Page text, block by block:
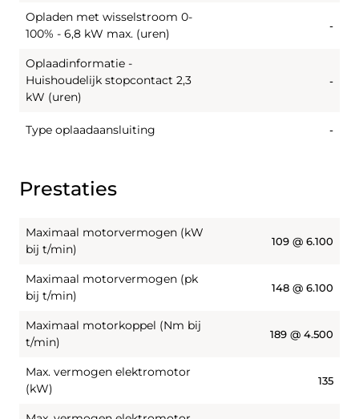
Opladen met wisselstroom 0-
100% - 6,8 kW max. (uren)
-
Oplaadinformatie -
Huishoudelijk stopcontact 2,3
kW (uren)
-
Type oplaadaansluiting -
Prestaties
Maximaal motorvermogen (kW
bij t/min)
109 @ 6.100
Maximaal motorvermogen (pk
bij t/min)
148 @ 6.100
Maximaal motorkoppel (Nm bij
t/min)
189 @ 4.500
Max. vermogen elektromotor
(kW)
135